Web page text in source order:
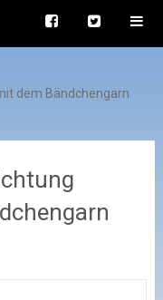
dem Bändchengarn